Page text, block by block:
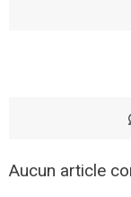
Aucun article